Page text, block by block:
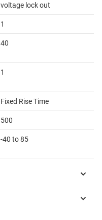
voltage lock out
1
40
1
Fixed Rise Time
500
-40 to 85